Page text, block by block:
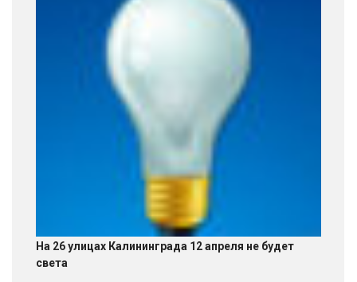
На 26 улицах Калининграда 12 апреля не будет
света